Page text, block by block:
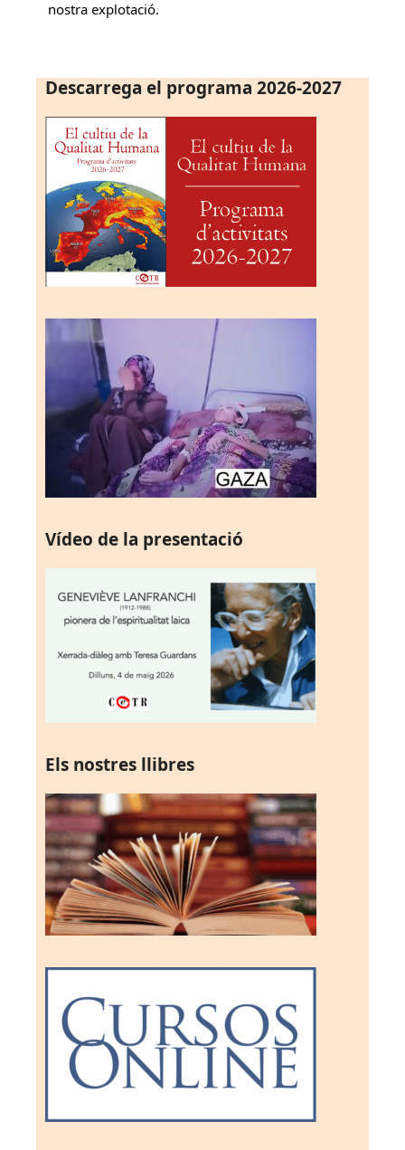
nostra explotació.
Descarrega el programa 2026-2027
Vídeo de la presentació
Els nostres llibres